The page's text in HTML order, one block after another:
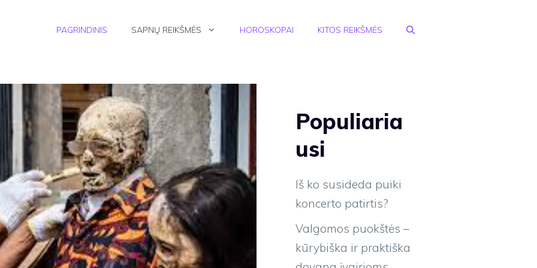
PAGRINDINIS SAPNŲ REIKŠMĖS HOROSKOPAI KITOS REIKŠMĖS
Populiaria
usi
Iš ko susideda puiki
koncerto patirtis?
Valgomos puokštės –
kūrybiška ir praktiška